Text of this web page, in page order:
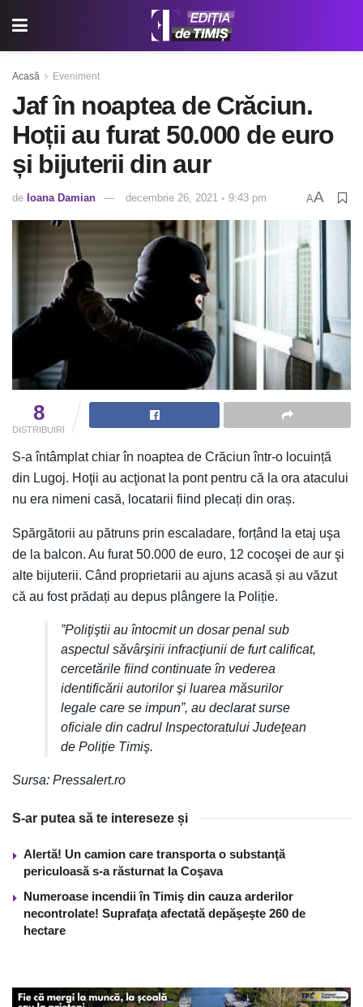
Acasă Eveniment
Jaf în noaptea de Crăciun.
Hoții au furat 50.000 de euro
și bijuterii din aur
de Ioana Damian decembrie 26, 2021 ◦ 9:43 pm AA
8
DISTRIBUIRI
S-a întâmplat chiar în noaptea de Crăciun într-o locuință
din Lugoj. Hoţii au acţionat la pont pentru că la ora atacului
nu era nimeni casă, locatarii fiind plecați din oraș.
Spărgătorii au pătruns prin escaladare, forțând la etaj uşa
de la balcon. Au furat 50.000 de euro, 12 cocoşei de aur şi
alte bijuterii. Când proprietarii au ajuns acasă și au văzut
că au fost prădați au depus plângere la Poliție.
”Poliţiştii au întocmit un dosar penal sub
aspectul săvârşirii infracţiunii de furt calificat,
cercetările fiind continuate în vederea
identificării autorilor şi luarea măsurilor
legale care se impun”, au declarat surse
oficiale din cadrul Inspectoratului Judeţean
de Poliţie Timiş.
Sursa: Pressalert.ro
S-ar putea să te intereseze și
Alertă! Un camion care transporta o substanţă
periculoasă s-a răsturnat la Coşava
Numeroase incendii în Timiş din cauza arderilor
necontrolate! Suprafaţa afectată depăşeşte 260 de
hectare